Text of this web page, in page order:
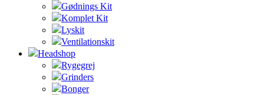
Gødnings Kit
Komplet Kit
Lyskit
Ventilationskit
Headshop
Rygegrej
Grinders
Bonger